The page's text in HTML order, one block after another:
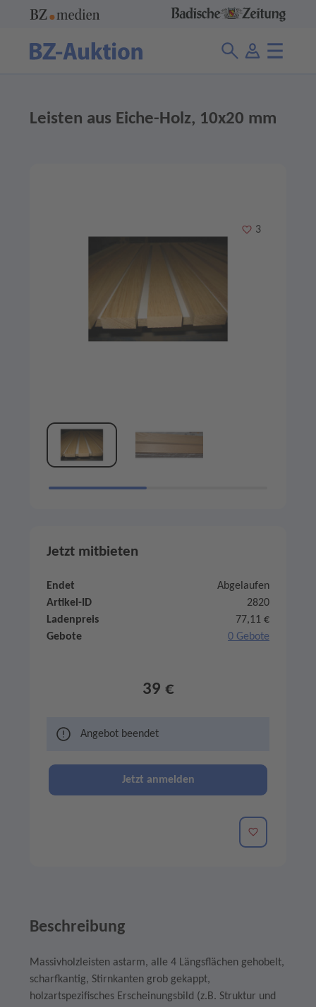
Leisten aus Eiche-Holz, 10x20 mm
Merken
3
Jetzt mitbieten
Endet
Abgelaufen
Artikel-ID
2820
Ladenpreis
77,11 €
Gebote
0 Gebote
39 €
Angebot beendet
Jetzt anmelden
Merken
Beschreibung
Massivholzleisten astarm, alle 4 Längsflächen gehobelt,
scharfkantig, Stirnkanten grob gekappt,
holzartspezifisches Erscheinungsbild (z.B. Struktur und